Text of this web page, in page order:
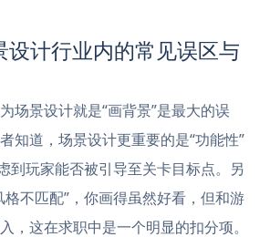
设计行业内的常见误区与
场景设计就是“画背景”是最大的误
知道，场景设计更重要的是“功能性”
到玩家能否被引导至关卡目标点。另
格不匹配”，你画得虽然好看，但和游
，这在求职中是一个明显的扣分项。